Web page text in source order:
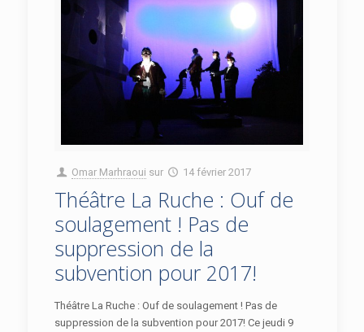
Omar Marhraoui sur 14 février 2017
Théâtre La Ruche : Ouf de
soulagement ! Pas de
suppression de la
subvention pour 2017!
Théâtre La Ruche : Ouf de soulagement ! Pas de
suppression de la subvention pour 2017! Ce jeudi 9